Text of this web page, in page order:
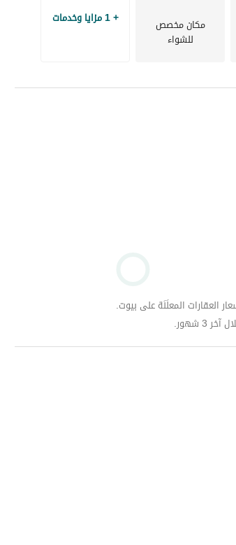
مكان مخصص
للشواء
+ 1 مزايا وخدمات
العقارات المعلَنَة على بيوت.
شهور.